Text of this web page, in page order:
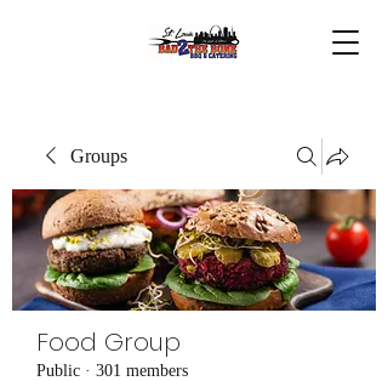
Groups
Food Group
Public · 301 members